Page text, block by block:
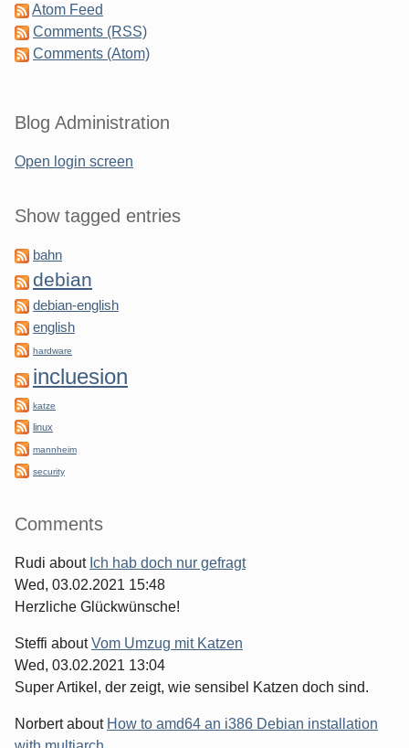
Atom Feed
Comments (RSS)
Comments (Atom)
Blog Administration
Open login screen
Show tagged entries
bahn
debian
debian-english
english
hardware
incluesion
katze
linux
mannheim
security
Comments
Rudi about Ich hab doch nur gefragt
Wed, 03.02.2021 15:48
Herzliche Glückwünsche!
Steffi aboutVom Umzug mit Katzen
Wed, 03.02.2021 13:04
Super Artikel, der zeigt, wie sensibel Katzen doch sind.
Norbertabout How to amd64 an i386 Debian installation